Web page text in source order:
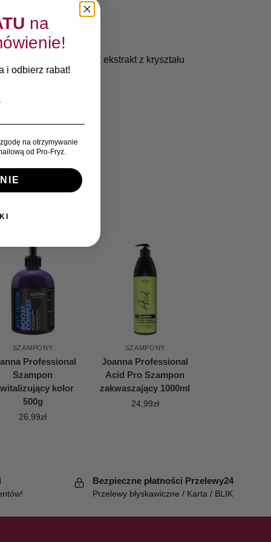
Trilliance zawiera ekstrakt z kryształu
SZAMPONY
Professional
Szampon
kolor
500g
26,99zł
SZAMPONY
Joanna Professional
Acid Pro Szampon
zakwaszający 1000ml
24,99zł
Bezpieczne płatności Przelewy24
Przelewy błyskawiczne / Karta / BLIK
na
i odbierz rabat!
na otrzymywanie
od Pro-Fryz.